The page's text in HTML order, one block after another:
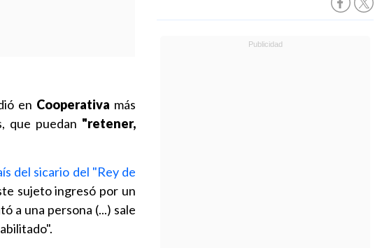
en Cooperativa más
que puedan "retener,
del sicario del "Rey de
sujeto ingresó por un
a una persona (...) sale